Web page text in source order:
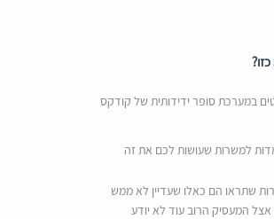
במערכת סופר ידידותית של קודקס
למשרות שעושות לכם את זה
שתראו הם כאלו שעדיין לא ממש
אצל המעסיק הרוב עוד לא יודע